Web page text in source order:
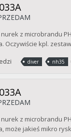
z microbrandu
Oczywiście kpl.
diver nh35
z microbrandu
może jakieś mikro